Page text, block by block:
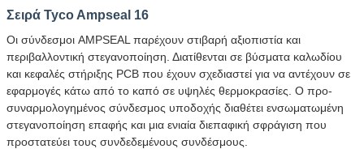
Σειρά Tyco Ampseal 16
Οι σύνδεσμοι AMPSEAL παρέχουν στιβαρή αξιοπιστία και
περιβαλλοντική στεγανοποίηση. Διατίθενται σε βύσματα καλωδίου
και κεφαλές στήριξης PCB που έχουν σχεδιαστεί για να αντέχουν σε
εφαρμογές κάτω από το καπό σε υψηλές θερμοκρασίες. Ο προ-
συναρμολογημένος σύνδεσμος υποδοχής διαθέτει ενσωματωμένη
στεγανοποίηση επαφής και μια ενιαία διεπαφική σφράγιση που
προστατεύει τους συνδεδεμένους συνδέσμους.